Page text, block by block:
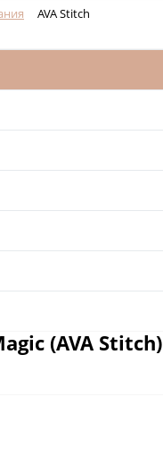
AVA Stitch
(AVA Stitch)